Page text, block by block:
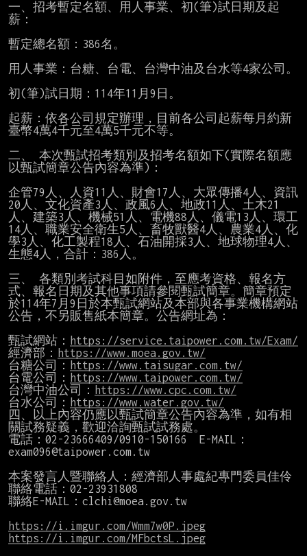
一、招考暫定名額、用人事業、初(筆)試日期及起
薪：
暫定總名額：386名。
用人事業：台糖、台電、台灣中油及台水等4家公司。
初(筆)試日期：114年11月9日。
起薪：依各公司規定辦理，目前各公司起薪每月約新
臺幣4萬4千元至4萬5千元不等。
二、 本次甄試招考類別及招考名額如下(實際名額應
以甄試簡章公告內容為準)：
企管79人、人資11人、財會17人、大眾傳播4人、資訊
20人、文化資產3人、政風6人、地政11人、土木21
人、建築3人、機械51人、電機88人、儀電13人、環工
14人、職業安全衛生5人、畜牧獸醫4人、農業4人、化
學3人、化工製程18人、石油開採3人、地球物理4人、
生態4人，合計：386人。
三、 各類別考試科目如附件，至應考資格、報名方
式、報名日期及其他事項請參閱甄試簡章。簡章預定
於114年7月9日於本甄試網站及本部與各事業機構網站
公告，不另販售紙本簡章。公告網址為：
甄試網站：
https://service.taipower.com.tw/Exam/
經濟部：
https://www.moea.gov.tw/
台糖公司：
https://www.taisugar.com.tw/
台電公司：
https://www.taipower.com.tw/
台灣中油公司：
https://www.cpc.com.tw/
台水公司：
https://www.water.gov.tw/
四、以上內容仍應以甄試簡章公告內容為準，如有相
關試務疑義，歡迎洽詢甄試試務處。
電話：02-23666409/0910-150166  E-MAIL：
exam096@taipower.com.tw
本案發言人暨聯絡人：經濟部人事處紀專門委員佳伶
聯絡電話：02-23931808
聯絡E-MAIL： clchi@moea.gov.tw
https://i.imgur.com/Wmm7w0P.jpeg
https://i.imgur.com/MFbctsL.jpeg